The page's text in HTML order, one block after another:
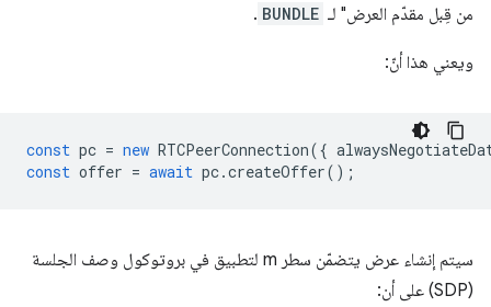
من قِبل مقدّم العرض" لـ BUNDLE
.
ويعني هذا أنّ:
const pc = new RTCPeerConnection({
const offer = await pc.createOffer();
سيتم إنشاء عرض يتضمّن سطر m لتطبيق في بروتوكول وصف الجلسة
(SDP) على أن: